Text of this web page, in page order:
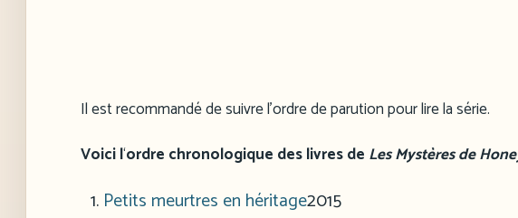
Il est recommandé de suivre l’ordre de parution pour lire la série.
Voici l‘ordre chronologique des livres de Les Mystères de
Petits meurtres en héritage2015